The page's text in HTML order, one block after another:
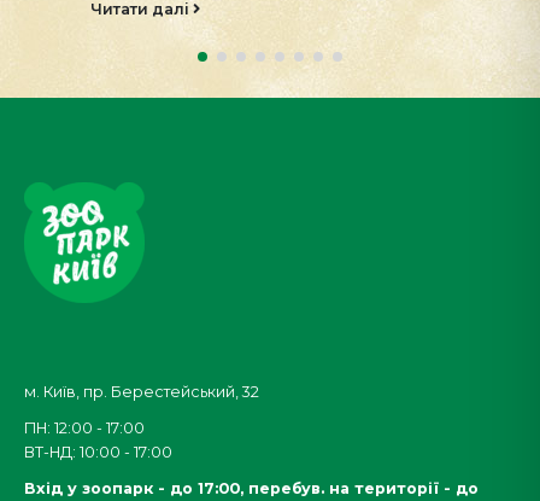
Читати далі
м. Київ, пр. Берестейський, 32
ПН: 12:00 - 17:00
ВТ-НД: 10:00 - 17:00
Вхід у зоопарк - до 17:00, перебув. на території - до